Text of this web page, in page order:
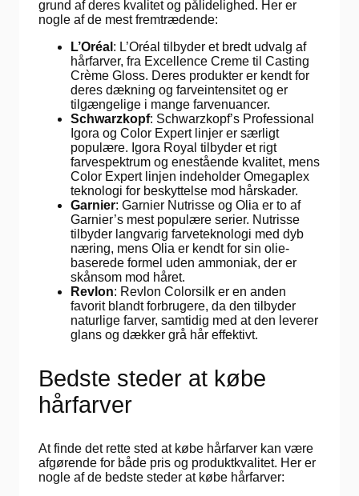
grund af deres kvalitet og pålidelighed. Her er
nogle af de mest fremtrædende:
L’Oréal : L’Oréal tilbyder et bredt udvalg af
hårfarver, fra Excellence Creme til Casting
Crème Gloss. Deres produkter er kendt for
deres dækning og farveintensitet og er
tilgængelige i mange farvenuancer.
Schwarzkopf: Schwarzkopf’s Professional
Igora og Color Expert linjer er særligt
populære. Igora Royal tilbyder et rigt
farvespektrum og enestående kvalitet, mens
Color Expert linjen indeholder Omegaplex
teknologi for beskyttelse mod hårskader.
Garnier: Garnier Nutrisse og Olia er to af
Garnier’s mest populære serier. Nutrisse
tilbyder langvarig farveteknologi med dyb
næring, mens Olia er kendt for sin olie-
baserede formel uden ammoniak, der er
skånsom mod håret.
Revlon: Revlon Colorsilk er en anden
favorit blandt forbrugere, da den tilbyder
naturlige farver, samtidig med at den leverer
glans og dækker grå hår effektivt.
Bedste steder at købe
hårfarver
At finde det rette sted at købe hårfarver kan være
afgørende for både pris og produktkvalitet. Her er
nogle af de bedste steder at købe hårfarver: